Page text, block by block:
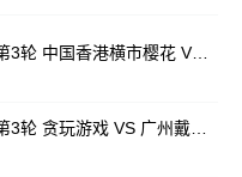
07月25日 佛山西甲足球联赛第3轮 中国香港横市樱花 VS 吉图省实青年 全场录像